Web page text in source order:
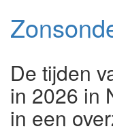
De tijden
in 2026 in
in een